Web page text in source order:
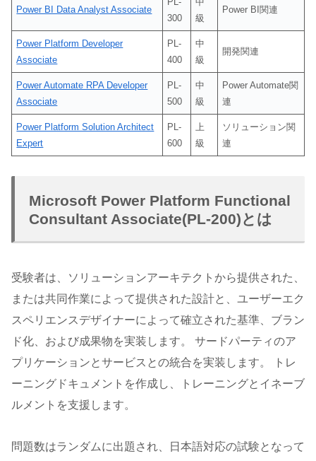
Power BI Data Analyst Associate
300
級
Power BI関連
Power Platform Developer
Associate
PL-
400
中
級
開発関連
Power Automate RPA Developer
Associate
PL-
500
中
級
Power Automate関
連
Power Platform Solution Architect
Expert
PL-
600
上
級
ソリューション関
連
Microsoft Power Platform Functional
Consultant Associate(PL-200)とは
受験者は、ソリューションアーキテクトから提供された、
または共同作業によって提供された設計と、ユーザーエク
スペリエンスデザイナーによって確立された基準、ブラン
ド化、および成果物を実装します。 サードパーティのア
プリケーションとサービスとの統合を実装します。 トレ
ーニングドキュメントを作成し、トレーニングとイネーブ
ルメントを支援します。
問題数はランダムに出題され、日本語対応の試験となって